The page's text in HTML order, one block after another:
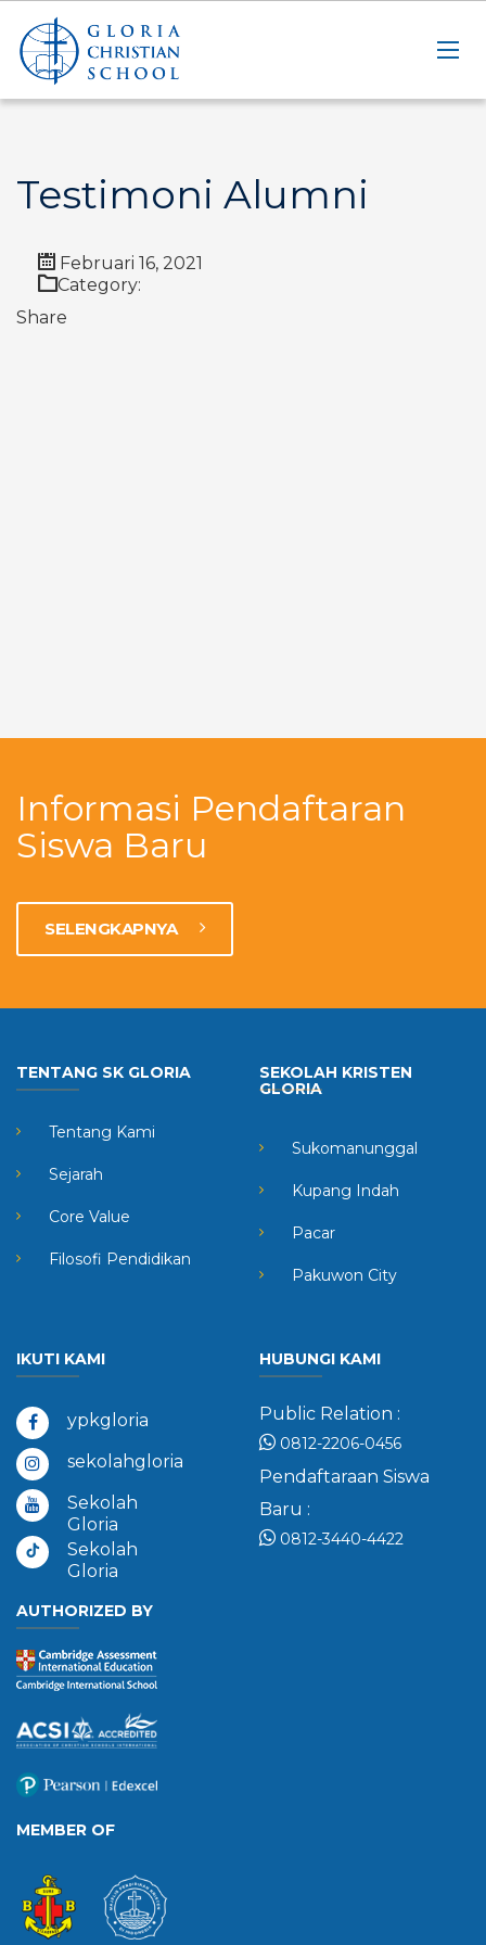
Testimoni Alumni
Februari 16, 2021
Category:
Share
Informasi Pendaftaran
Siswa Baru
SELENGKAPNYA
TENTANG SK GLORIA
Tentang Kami
Sejarah
Core Value
Filosofi Pendidikan
SEKOLAH KRISTEN
GLORIA
Sukomanunggal
Kupang Indah
Pacar
Pakuwon City
IKUTI KAMI
ypkgloria
sekolahgloria
Sekolah
Gloria
Sekolah
Gloria
HUBUNGI KAMI
Public Relation :
0812-2206-0456
Pendaftaraan Siswa
Baru :
0812-3440-4422
AUTHORIZED BY
MEMBER OF